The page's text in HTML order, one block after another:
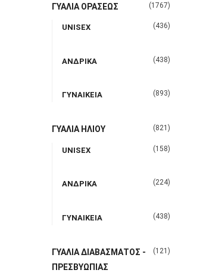
ΓΥΑΛΙΑ ΟΡΑΣΕΩΣ (1767)
UNISEX (436)
ΑΝΔΡΙΚΑ (438)
ΓΥΝΑΙΚΕΙΑ (893)
ΓΥΑΛΙΑ ΗΛΙΟΥ (821)
UNISEX (158)
ΑΝΔΡΙΚΑ (224)
ΓΥΝΑΙΚΕΙΑ (438)
ΓΥΑΛΙΑ ΔΙΑΒΑΣΜΑΤΟΣ -
ΠΡΕΣΒΥΩΠΙΑΣ
(121)